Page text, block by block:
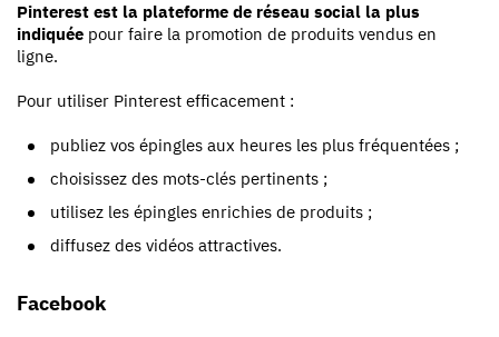
Pinterest est la plateforme de réseau social la plus
indiquée pour faire la promotion de produits vendus en
ligne.
Pour utiliser Pinterest efficacement :
publiez vos épingles aux heures les plus fréquentées ;
choisissez des mots-clés pertinents ;
utilisez les épingles enrichies de produits ;
diffusez des vidéos attractives.
Facebook